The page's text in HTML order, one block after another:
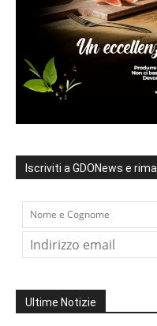
Iscriviti a GDONews e
Ultime Notizie